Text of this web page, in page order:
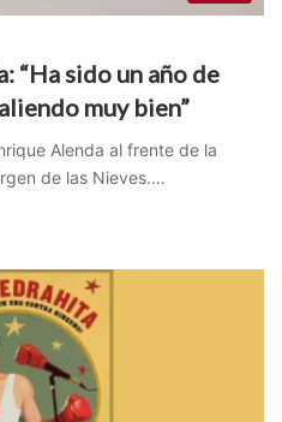
“Ha sido un año de
muy bien”
Alenda al frente de la
de las Nieves.…